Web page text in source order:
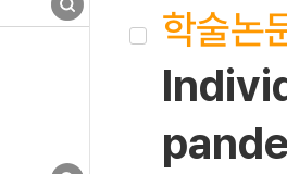
학술논